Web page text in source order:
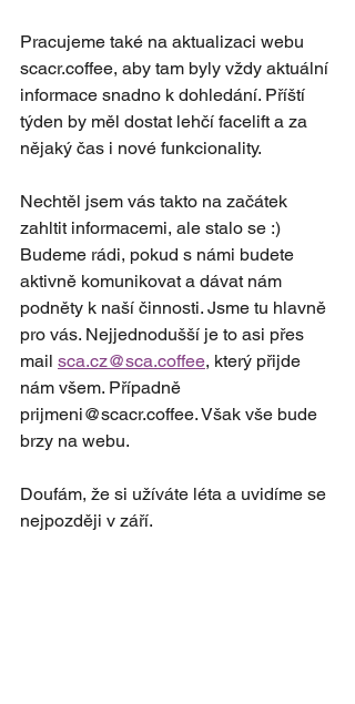
Pracujeme také na aktualizaci webu
scacr.coffee, aby tam byly vždy aktuální
informace snadno k dohledání. Příští
týden by měl dostat lehčí facelift a za
nějaký čas i nové funkcionality.
Nechtěl jsem vás takto na začátek
zahltit informacemi, ale stalo se :)
Budeme rádi, pokud s námi budete
aktivně komunikovat a dávat nám
podněty k naší činnosti. Jsme tu hlavně
pro vás. Nejjednodušší je to asi přes
mail sca.cz@sca.coffee, který přijde
nám všem. Případně
prijmeni@scacr.coffee. Však vše bude
brzy na webu.
Doufám, že si užíváte léta a uvidíme se
nejpozději v září.